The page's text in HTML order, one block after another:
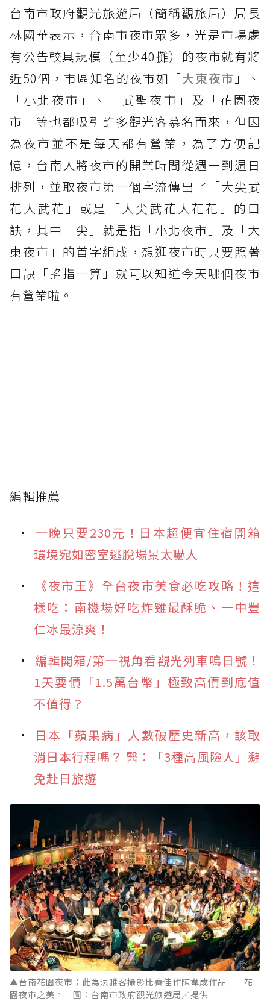
台南市政府觀光旅遊局（簡稱觀旅局）局長
林國華表示，台南市夜市眾多，光是市場處
有公告較具規模（至少40攤）的夜市就有將
近50個，市區知名的夜市如「大東夜市 」、
「小北夜市」、「武聖夜市」及「花園夜
市」等也都吸引許多觀光客慕名而來，但因
為夜市並不是每天都有營業，為了方便記
憶，台南人將夜市的開業時間從週一到週日
排列，並取夜市第一個字流傳出了「大尖武
花大武花」或是「大尖武花大花花」的口
訣，其中「尖」就是指「小北夜市」及「大
東夜市」的首字組成，想逛夜市時只要照著
口訣「掐指一算」就可以知道今天哪個夜市
有營業啦。
編輯推薦
一晚只要230元！日本超便宜住宿開箱
環境宛如密室逃脫場景太嚇人
《夜市王》全台夜市美食必吃攻略！這
樣吃：南機場好吃炸雞最酥脆、一中豐
仁冰最涼爽！
編輯開箱/第一視角看觀光列車鳴日號！
1天要價「1.5萬台幣」極致高價到底值
不值得？
日本「蘋果病」人數破歷史新高，該取
消日本行程嗎？ 醫：「3種高風險人」避
免赴日旅遊
▲台南花園夜市；此為法雅客攝影比賽佳作陳韋成作品——花
園夜市之美。 圖：台南市政府觀光旅遊局／提供